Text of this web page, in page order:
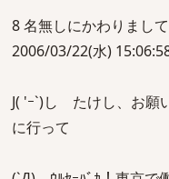
8 名無しにかわりまし
2006/03/22(水)
J( 'ｰ`)し たけし、お願
に行って